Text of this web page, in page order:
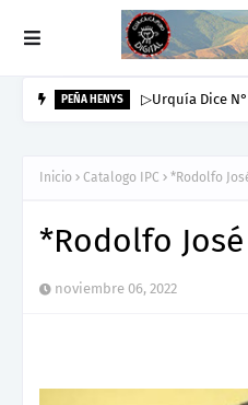
PEÑA HENYS ▷Urquía Dice N°
Inicio Catalogo IPC *Rodolfo
*Rodolfo
noviembre 06, 2022